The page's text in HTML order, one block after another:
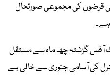
قرضوں کی مجموعی صورتحال
ہے۔
آفس گزشتہ چھ ماہ سے مستقل
کی آسامی جنوری سے خالی ہے